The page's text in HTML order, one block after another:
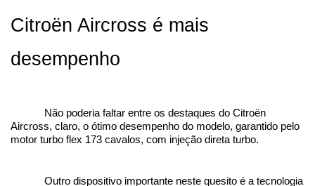
Citroën Aircross é mais
desempenho
Não poderia faltar entre os destaques do Citroën
Aircross, claro, o ótimo desempenho do modelo, garantido pelo
motor turbo flex 173 cavalos, com injeção direta turbo.
Outro dispositivo importante neste quesito é a tecnologia